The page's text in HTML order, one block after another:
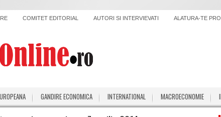
COMITET EDITORIAL AUTORI SI INTERVIEVATI ALATURA-TE
GANDIRE ECONOMICA INTERNATIONAL MACROECONOMIE